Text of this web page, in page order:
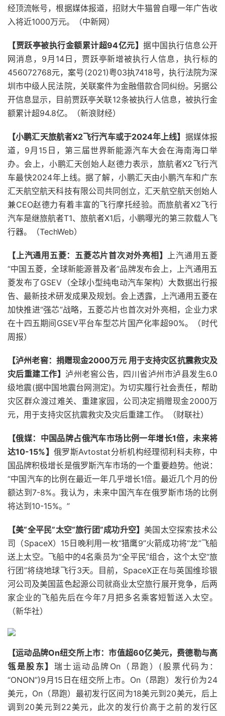
经顶流帐号，根据媒体报道，招财大牛猫曾自曝一年广告收
入将近1000万元。（中新网）
【贾跃亭被执行金额累计超94亿元】 据中国执行信息公开
网消息，9月14日，贾跃亭新增被执行人信息，执行标的
456072768元，案号(2021)粤03执7418号，执行法院为深
圳市中级人民法院，关联案件为金融借款合同纠纷。另据公
开信息显示，目前贾跃亭关联12条被执行人信息，被执行金
额累计超94.8亿。（新浪财经）
【小鹏汇天旅航者X2飞行汽车或于2024年上线】 据媒体报
道，9月15日，第三届世界新能源汽车大会在海南海口举
办。会上，小鹏汇天创始人赵德力表示，旅航者X2飞行汽
车最快2024年上线。据了解，小鹏汇天由小鹏汽车和广东
汇天航空航天科技有限公司共同创立，汇天航空航天创始人
兼CEO赵德力有着丰富的飞行摩托经验。而旅航者X2飞行
汽车是继旅航者T1、旅航者X1后，小鹏曝光的第三款载人飞
行器。（TechWeb）
【上汽通用五菱：五菱芯片首次对外亮相】 上汽通用五菱
“中国五菱，全球新能源普及者”品牌发布会上，上汽通用五
菱发布了GSEV（全球小型纯电动汽车架构）大数据出行报
告、最新技术研发成果及规划。会上透露，上汽通用五菱在
加快推进“强芯”战略，五菱芯片也首次对外亮相，企业力求
在十四五期间GSEV平台车型芯片国产化率超90%。（时代
周报）
【泸州老窖：捐赠现金2000万元 用于支持灾区抗震救灾及
灾后重建工作】 泸州老窖公告，四川省泸州市泸县发生6.0
级地震(据中国地震台网测定)。为切实履行社会责任，帮助
灾区群众渡过难关、重建家园，公司决定捐赠现金2000万
元，用于支持灾区抗震救灾及灾后重建工作。（财联社）
【俄媒：中国品牌占俄汽车市场比例一年增长1倍，未来将
达10-15%】俄罗斯Avtostat分析机构经理彻利科夫称，中
国品牌积极增长是俄罗斯汽车市场的一个重要趋势。他说：
“中国汽车的比例在最近一年几乎增长1倍。最近几个月的份
额达到7-8%。我认为，未来中国汽车在俄罗斯市场的比例
将达到10-15%。”
【美“全平民”太空“旅行团”成功升空】 美国太空探索技术公
司（SpaceX）15日晚利用一枚“猎鹰9”火箭成功将“龙”飞船
送上太空。飞船中的4名乘员为“全平民”组合，这个太空“旅
行团”将绕地球飞行3天。目前，SpaceX正在与英国维珍银
河公司及美国蓝色起源公司就商业太空旅行展开竞争，后两
家企业的飞船先后在今年7月把多名乘客短暂送入太空。
（新华社）
【运动品牌On纽交所上市：市值超60亿美元，费德勒与高
瓴是股东】 瑞士运动品牌On（昂跑）(股票代码为：
“ONON”)9月15日在纽交所上市。On（昂跑）发行价为24
美元，On（昂跑）最初发行区间为18美元到20美元，后上
调到20美元到22美元，此次的发行价高于之前的发行区